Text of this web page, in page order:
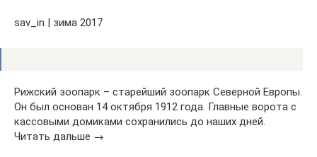
sav_in | зима 2017
Рижский зоопарк – старейший зоопарк Северной Европы.
Он был основан 14 октября 1912 года. Главные ворота с
кассовыми домиками сохранились до наших дней.
Читать дальше →